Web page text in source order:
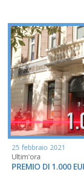
25 febbraio 2021
Ultim'ora
PREMIO DI 1.000